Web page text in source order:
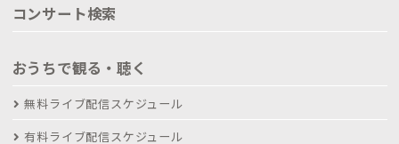
コンサート検索
おうちで観る・聴く
無料ライブ配信スケジュール
有料ライブ配信スケジュール